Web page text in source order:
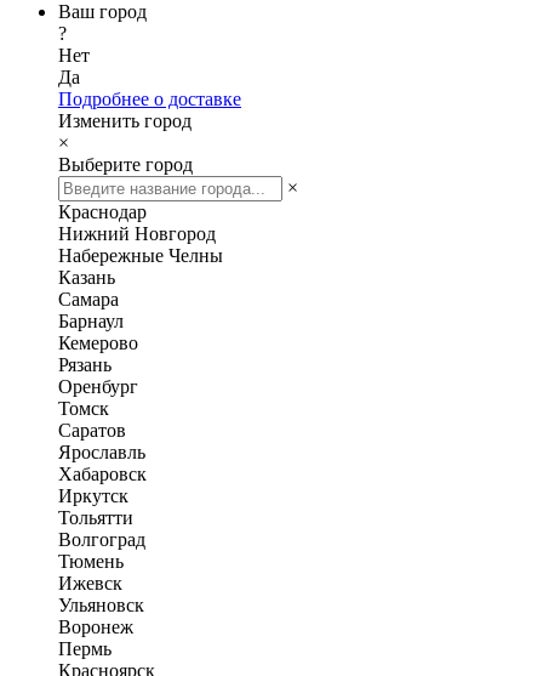
Ваш город
?
Нет
Да
Подробнее о доставке
Изменить город
×
Выберите город
×
Краснодар
Нижний Новгород
Набережные Челны
Казань
Самара
Барнаул
Кемерово
Рязань
Оренбург
Томск
Саратов
Ярославль
Хабаровск
Иркутск
Тольятти
Волгоград
Тюмень
Ижевск
Ульяновск
Воронеж
Пермь
Красноярск